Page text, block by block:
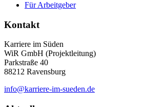
Usercentrics Consent
Für Arbeitgeber
Kontakt
Karriere im Süden
WiR GmbH (Projektleitung)
Parkstraße 40
88212 Ravensburg
info@karriere-im-sueden.de